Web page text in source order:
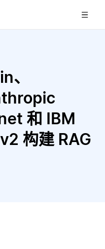
、
和 IBM
构建 RAG